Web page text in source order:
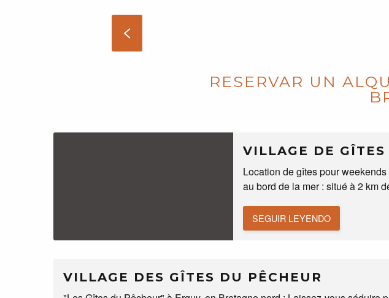
RESERVAR UN
VILLAGE DE GÎTES
Location de gîtes pour
au bord de la mer : situé à 2 km
SEGUIR LEYENDO
VILLAGE DES GÎTES DU PÊCHEUR